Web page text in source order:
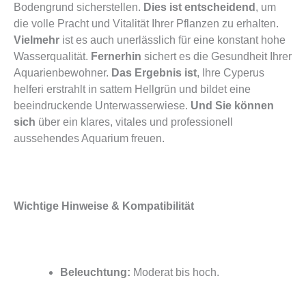
Bodengrund sicherstellen. Dies ist entscheidend , um
die volle Pracht und Vitalität Ihrer Pflanzen zu erhalten.
Vielmehr ist es auch unerlässlich für eine konstant hohe
Wasserqualität. Fernerhin sichert es die Gesundheit Ihrer
Aquarienbewohner. Das Ergebnis ist, Ihre Cyperus
helferi erstrahlt in sattem Hellgrün und bildet eine
beeindruckende Unterwasserwiese. Und Sie können
sich über ein klares, vitales und professionell
aussehendes Aquarium freuen.
Wichtige Hinweise & Kompatibilität
Beleuchtung: Moderat bis hoch.